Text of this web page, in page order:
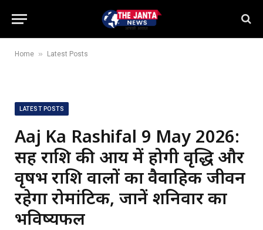
Home » Latest Posts
LATEST POSTS
Aaj Ka Rashifal 9 May 2026:
सिंह राशि की आय में होगी वृद्धि और
वृषभ राशि वालों का वैवाहिक जीवन
रहेगा रोमांटिक, जानें शनिवार का
भविष्यफल